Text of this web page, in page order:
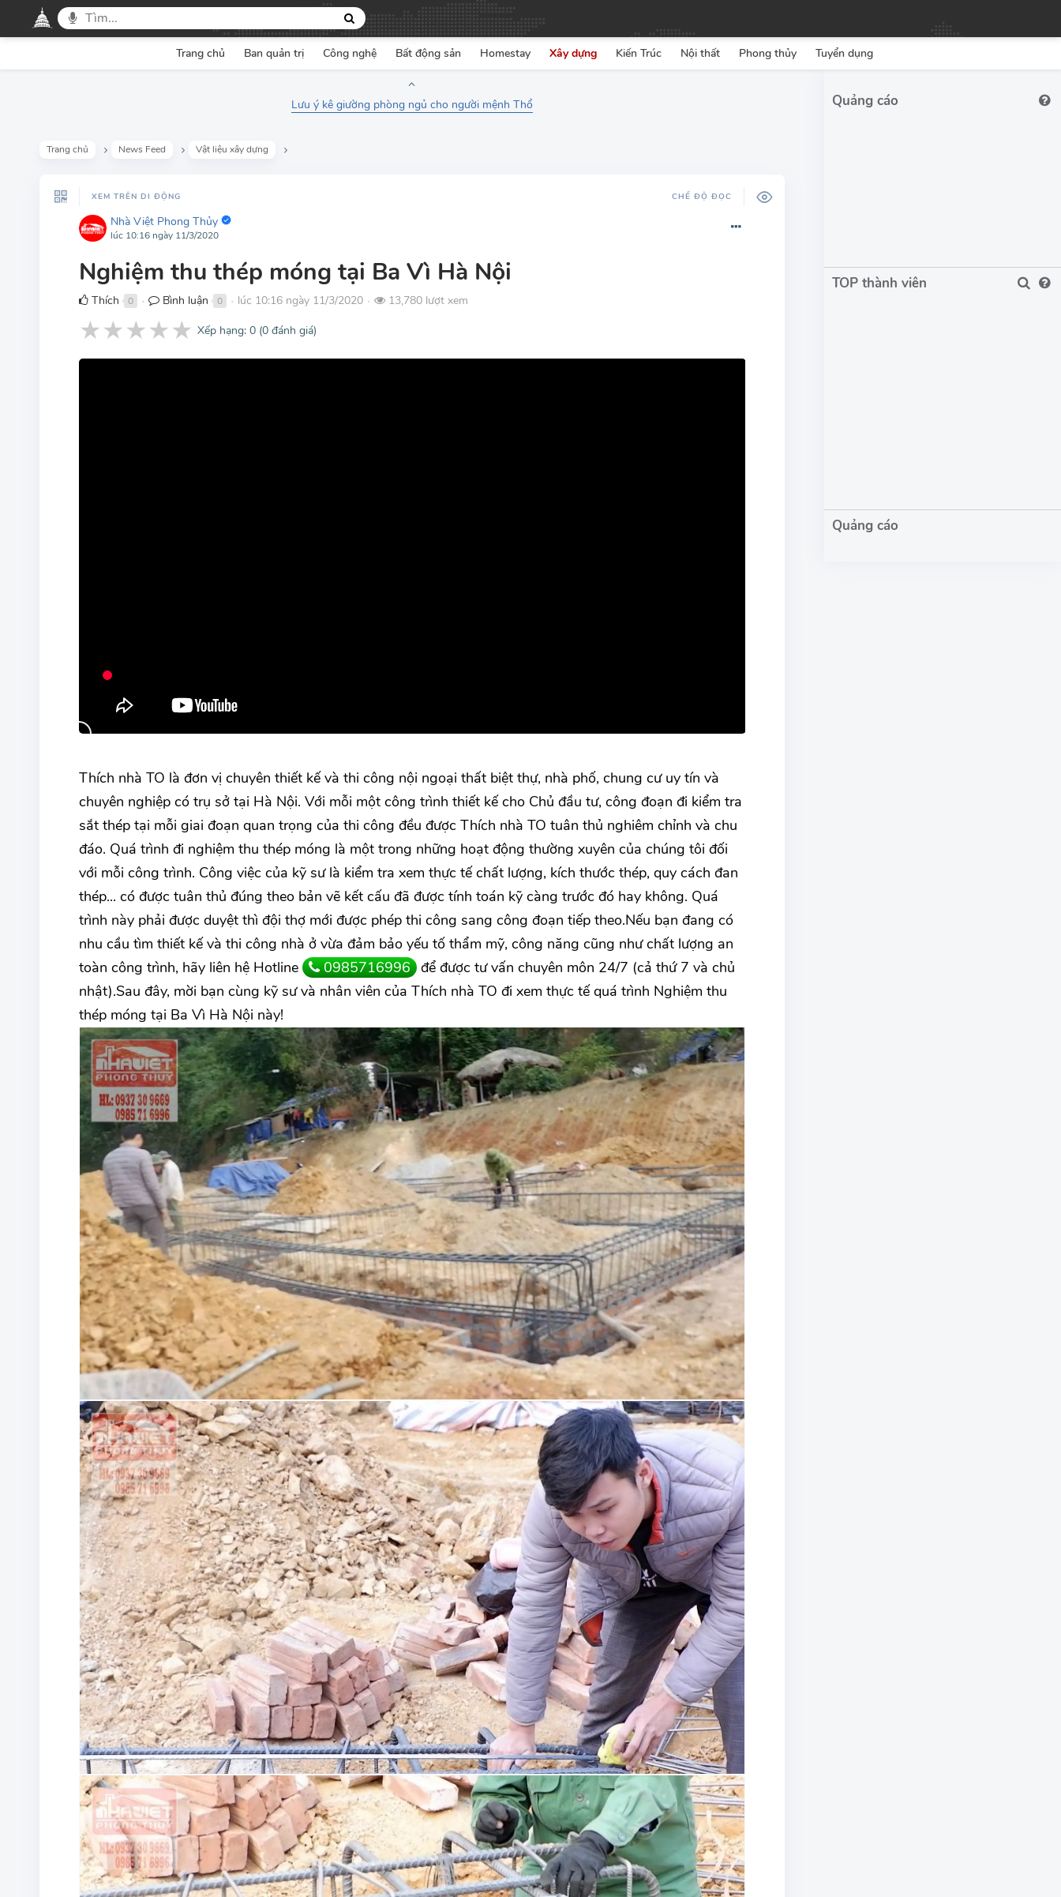
Trang chủ Ban quản trị Công nghệ Bất động sản Homestay Xây dựng Kiến Trúc Nội thất Phong thủy Tuyển dụng
Lưu ý kê giường phòng ngủ cho người mệnh Thổ
Trang chủ News Feed Vật liệu xây dựng
XEM TRÊN DI ĐỘNG CHẾ ĐỘ ĐỌC
Nhà Việt Phong Thủy
lúc 10:16 ngày 11/3/2020
Nghiệm thu thép móng tại Ba Vì Hà Nội
Thích 0 ● Bình luận 0 ● lúc 10:16 ngày 11/3/2020 ● 13,780 lượt xem
★★★★★ Xếp hạng: 0 (0đánh giá)
Thích nhà TO là đơn vị chuyên thiết kế và thi công nội ngoại thất biệt thự, nhà phố, chung cư uy tín và
chuyên nghiệp có trụ sở tại Hà Nội. Với mỗi một công trình thiết kế cho Chủ đầu tư, công đoạn đi kiểm tra
sắt thép tại mỗi giai đoạn quan trọng của thi công đều được Thích nhà TO tuân thủ nghiêm chỉnh và chu
đáo. Quá trình đi nghiệm thu thép móng là một trong những hoạt động thường xuyên của chúng tôi đối
với mỗi công trình. Công việc của kỹ sư là kiểm tra xem thực tế chất lượng, kích thước thép, quy cách đan
thép... có được tuân thủ đúng theo bản vẽ kết cấu đã được tính toán kỹ càng trước đó hay không. Quá
trình này phải được duyệt thì đội thợ mới được phép thi công sang công đoạn tiếp theo.Nếu bạn đang có
nhu cầu tìm thiết kế và thi công nhà ở vừa đảm bảo yếu tố thẩm mỹ, công năng cũng như chất lượng an
toàn công trình, hãy liên hệ Hotline
0985716996 để được tư vấn chuyên môn 24/7 (cả thứ 7 và chủ
nhật).Sau đây, mời bạn cùng kỹ sư và nhân viên của Thích nhà TO đi xem thực tế quá trình Nghiệm thu
thép móng tại Ba Vì Hà Nội này!
TOP thành viên